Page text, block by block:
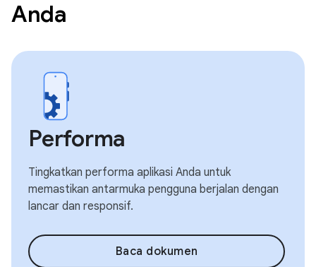
Anda
Performa
Tingkatkan performa aplikasi Anda untuk
memastikan antarmuka pengguna berjalan dengan
lancar dan responsif.
Baca dokumen